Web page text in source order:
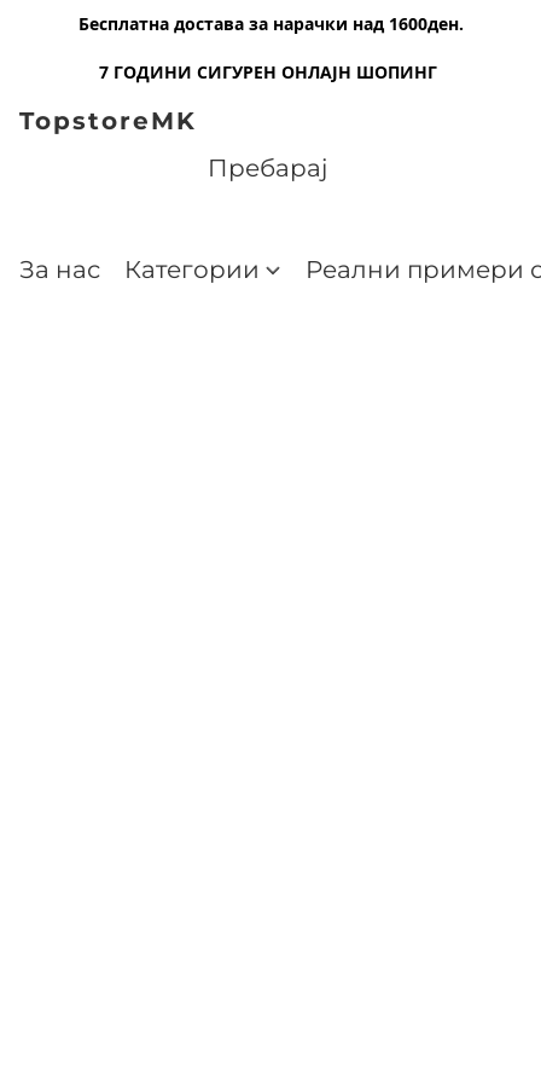
Бесплатна достава за нарачки над 1600ден.
7 ГОДИНИ СИГУРЕН ОНЛАЈН ШОПИНГ
TopstoreMK
За нас Категории Реални примери